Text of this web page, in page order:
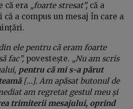
că era „foarte stresat”, că a
a compus un mesaj în care a
ele pentru că eram foarte
fac”, povestește. „Nu am scris
pentru că mi s-a părut
[...]. Am apăsat butonul de
am regretat gestul meu și
trimiterii mesajului, oprind